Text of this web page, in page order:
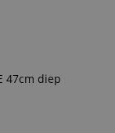
47cm diep